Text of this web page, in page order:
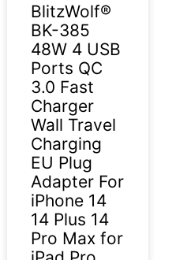
BlitzWolf®
BK-385
48W 4 USB
Ports QC
3.0 Fast
Charger
Wall Travel
Charging
EU Plug
Adapter For
iPhone 14
14 Plus 14
Pro Max for